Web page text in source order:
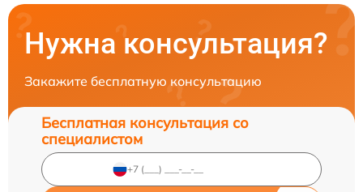
Нужна консультация?
Закажите бесплатную консультацию
Бесплатная консультация со
специалистом